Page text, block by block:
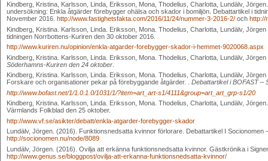
Kindberg, Kristina, Karlsson, Linda, Eriksson, Mona, Thodelius, Charlotta, Lundälv,
undersökning: Enkla åtgärder förebygger ohälsa och skador i bomiljön. Debattartikel i
November 2016. http://www.fastighetsfakta.com/2016/11/24/nummer-3-2016-2/ och http://
Kindberg, Kristina. Karlsson, Linda. Eriksson, Mona. Thodelius, Charlotta, Lundälv,
tidningen Norrbottens-Kuriren den 30 oktober 2016.
http://www.kuriren.nu/opinion/enkla-atgarder-forebygger-skador-i-hemmet-9020068.aspx
Kindberg, Kristina. Karlsson, Linda. Eriksson, Mona. Thodelius, Charlotta, Lundälv,
Söderhamns-Kuriren den 24 oktober
Kindberg, Kristina. Karlsson, Linda. Eriksson, Mona. Thodelius, Charlotta, Lundälv,
Forskare och organisationer pekar på förebyggande åtgärder. . Debattartikel i BOFAST –
http://www.bofast.net/1/1.0.1.0/1031/1/?item=art_art-s1/4111&group=art_art_grp-s1/20
Kindberg, Kristina. Karlsson, Linda. Eriksson, Mona. Thodelius, Charlotta, Lundälv,
Värmlands Folkblad den 25 oktober.
http://www.vf.se/asikter/debatt/enkla-atgarder-forebygger-skador
Lundälv, Jörgen. (2016). Funktionsnedsatta kvinnor förlorare. Debattartikel I
http://socionomen.nu/node/8089
Lundälv, Jörgen. (2016). Ovilja att erkänna funktionsnedsatta kvinnor. Gästkrönika i
http://www.genus.se/bloggpost/ovilja-att-erkanna-funktionsnedsatta-kvinnor/